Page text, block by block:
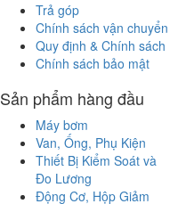
Trả góp
Chính sách vận chuyển
Quy định & Chính sách
Chính sách bảo mật
Sản phẩm hàng đầu
Máy bơm
Van, Ống, Phụ Kiện
Thiết Bị Kiểm Soát và
Đo Lương
Động Cơ, Hộp Giảm